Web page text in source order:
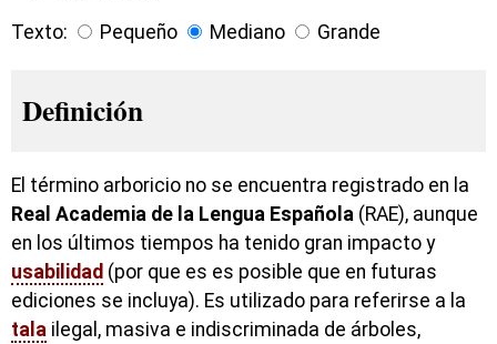
Texto: Pequeño Mediano Grande
Definición
El término arboricio no se encuentra registrado en la
Real Academia de la Lengua Española (RAE), aunque
en los últimos tiempos ha tenido gran impacto y
usabilidad (por que es es posible que en futuras
ediciones se incluya). Es utilizado para referirse a la
tala ilegal, masiva e indiscriminada de árboles,